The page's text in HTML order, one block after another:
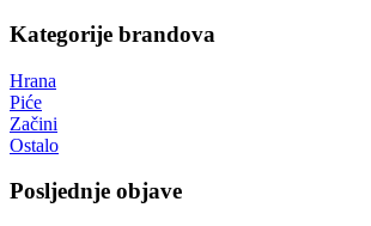
Kategorije brandova
Hrana
Piće
Začini
Ostalo
Posljednje objave